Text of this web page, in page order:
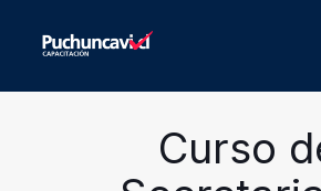
Curso